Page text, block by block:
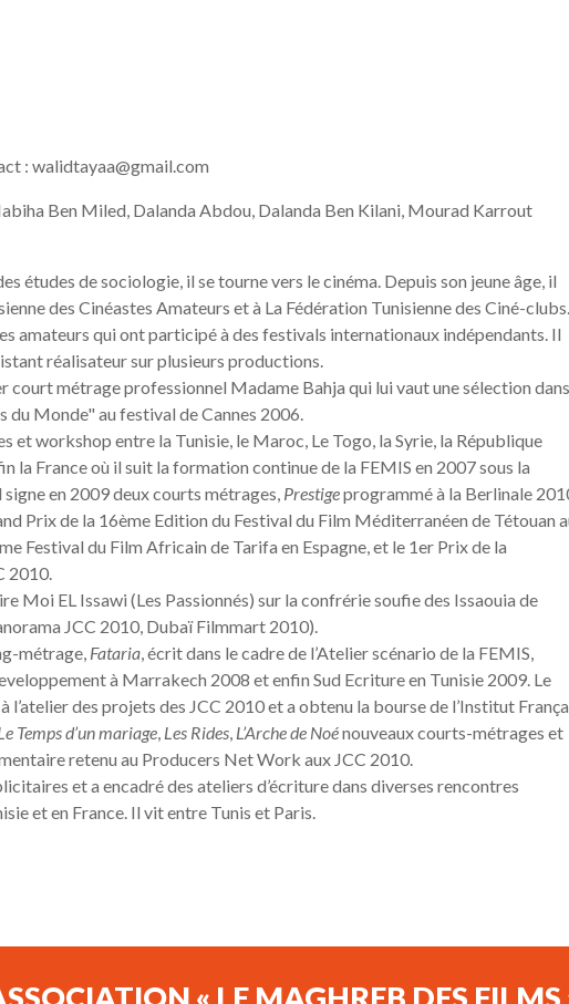
: walidtayaa@gmail.com
Ben Miled, Dalanda Abdou, Dalanda Ben Kilani, Mourad Karrout
études de sociologie, il se tourne vers le cinéma. Depuis son jeune âge, il
des Cinéastes Amateurs et à La Fédération Tunisienne des Ciné-clubs.
amateurs qui ont participé à des festivals internationaux indépendants. Il
réalisateur sur plusieurs productions.
court métrage professionnel Madame Bahja qui lui vaut une sélection dans
du Monde" au festival de Cannes 2006.
et workshop entre la Tunisie, le Maroc, Le Togo, la Syrie, la République
la France où il suit la formation continue de la FEMIS en 2007 sous la
signe en 2009 deux courts métrages, Prestigeprogrammé à la Berlinale
Prix de la 16ème Edition du Festival du Film Méditerranéen de Tétouan
Festival du Film Africain de Tarifa en Espagne, et le 1er Prix de la
2010.
Moi EL Issawi (Les Passionnés) sur la confrérie soufie des Issaouia de
JCC 2010, Dubaï Filmmart 2010).
métrage, Fataria, écrit dans le cadre de l’Atelier scénario de la FEMIS,
à Marrakech 2008 et enfin Sud Ecriture en Tunisie 2009. Le
l’atelier des projets des JCC 2010 et a obtenu la bourse de l’Institut
Temps d’un mariage, Les Rides, L’Arche de Noénouveaux courts-métrages et
retenu au Producers Net Work aux JCC 2010.
et a encadré des ateliers d’écriture dans diverses rencontres
et en France. Il vit entre Tunis et Paris.